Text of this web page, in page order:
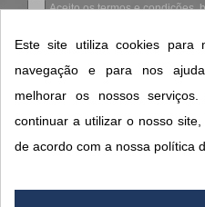
Aceito ostermos e condições,
CONTACTOS SORISA
Este site utiliza cookies para
navegação e para nos
melhorar os nossos
continuar a utilizar o nosso
de acordo com a nossa política